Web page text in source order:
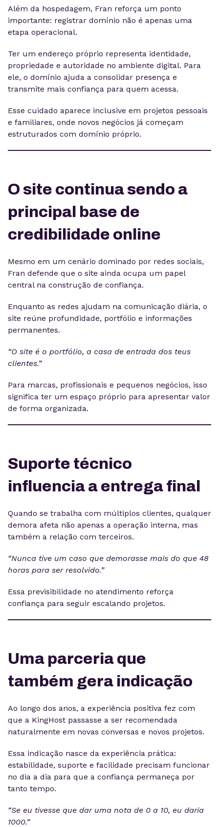
Além da hospedagem, Fran reforça um ponto
importante: registrar domínio não é apenas uma
etapa operacional.
Ter um endereço próprio representa identidade,
propriedade e autoridade no ambiente digital. Para
ele, o domínio ajuda a consolidar presença e
transmite mais confiança para quem acessa.
Esse cuidado aparece inclusive em projetos pessoais
e familiares, onde novos negócios já começam
estruturados com domínio próprio.
O site continua sendo a
principal base de
credibilidade online
Mesmo em um cenário dominado por redes sociais,
Fran defende que o site ainda ocupa um papel
central na construção de confiança.
Enquanto as redes ajudam na comunicação diária, o
site reúne profundidade, portfólio e informações
permanentes.
“O site é o portfólio, a casa de entrada dos teus
clientes.”
Para marcas, profissionais e pequenos negócios, isso
significa ter um espaço próprio para apresentar valor
de forma organizada.
Suporte técnico
influencia a entrega final
Quando se trabalha com múltiplos clientes, qualquer
demora afeta não apenas a operação interna, mas
também a relação com terceiros.
“Nunca tive um caso que demorasse mais do que 48
horas para ser resolvido.”
Essa previsibilidade no atendimento reforça
confiança para seguir escalando projetos.
Uma parceria que
também gera indicação
Ao longo dos anos, a experiência positiva fez com
que a KingHost passasse a ser recomendada
naturalmente em novas conversas e novos projetos.
Essa indicação nasce da experiência prática:
estabilidade, suporte e facilidade precisam funcionar
no dia a dia para que a confiança permaneça por
tanto tempo.
“Se eu tivesse que dar uma nota de 0 a 10, eu daria
1000.”